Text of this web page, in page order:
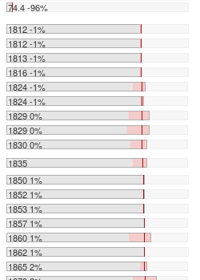
74.4 -96%
1812 -1%
1812 -1%
1813 -1%
1816 -1%
1824 -1%
1824 -1%
1829 0%
1829 0%
1830 0%
1835
1850 1%
1852 1%
1853 1%
1857 1%
1860 1%
1862 1%
1865 2%